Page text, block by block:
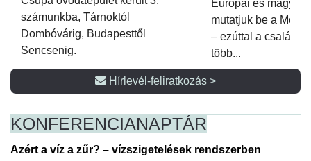
számunkba, Tárnoktól
Dombóvárig, Budapesttől
Sencsenig.
Európai és magyar
mutatjuk be a
– ezúttal a családi
több...
Hírlevél-feliratkozás >
KONFERENCIANAPTÁR
Azért a víz a zűr? – vízszigetelések rendszerben